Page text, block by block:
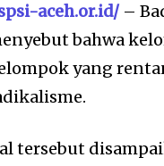
aceh.or.id/–
bahwa
yang
tersebut